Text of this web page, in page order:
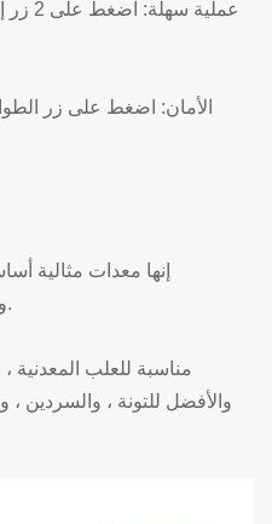
إنها معدات مثالية
والصناعات الكيماوية وما إلى ذلك.
مناسبة للعلب المعدنية
والأفضل للتونة ، والسردين